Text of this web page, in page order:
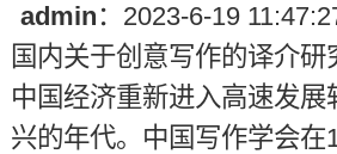
admin ：2023-6-19
国内关于创意写作的译介
中国经济重新进入高速发
兴的年代。中国写作学会